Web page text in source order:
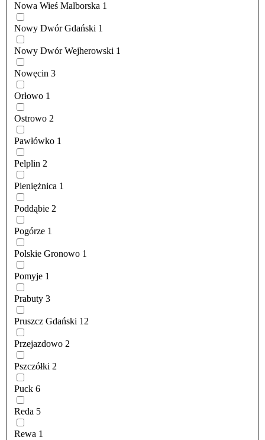
Nowa Wieś Malborska 1
Nowy Dwór Gdański 1
Nowy Dwór Wejherowski 1
Nowęcin 3
Orłowo 1
Ostrowo 2
Pawłówko 1
Pelplin 2
Pieniężnica 1
Poddąbie 2
Pogórze 1
Polskie Gronowo 1
Pomyje 1
Prabuty 3
Pruszcz Gdański 12
Przejazdowo 2
Pszczółki 2
Puck 6
Reda 5
Rewa 1